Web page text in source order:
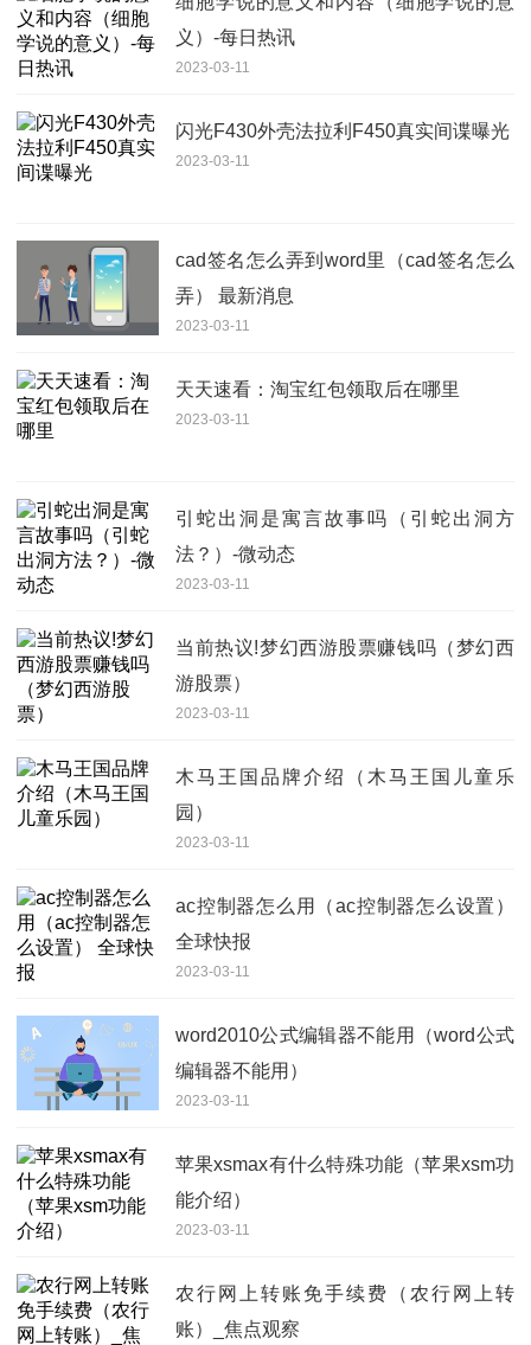
义）-每日热讯
2023-03-11
闪光F430外壳法拉利F450真实间谍曝光
2023-03-11
cad签名怎么弄到word里（cad签名怎么
弄） 最新消息
2023-03-11
天天速看：淘宝红包领取后在哪里
2023-03-11
引蛇出洞是寓言故事吗（引蛇出洞方
法？）-微动态
2023-03-11
当前热议!梦幻西游股票赚钱吗（梦幻西
游股票）
2023-03-11
木马王国品牌介绍（木马王国儿童乐
园）
2023-03-11
ac控制器怎么用（ac控制器怎么设置）
全球快报
2023-03-11
word2010公式编辑器不能用（word公式
编辑器不能用）
2023-03-11
苹果xsmax有什么特殊功能（苹果xsm功
能介绍）
2023-03-11
农行网上转账免手续费（农行网上转
账）_焦点观察